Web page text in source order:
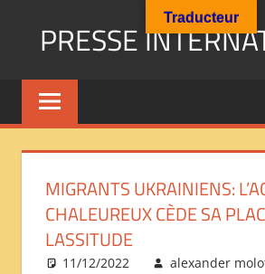
PRESSE
Presse
Internationale
Géopolitique
Immigration
Société
Emploi
Economie
MIGRANTS UKRAINIENS:
CHALEUREUX CÈDE SA
LASSITUDE
11/12/2022
alexander
Traducteur